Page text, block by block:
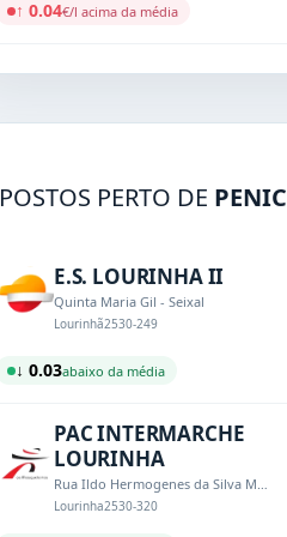
↑ 0.04€/l acima da média
POSTOS PERTO DE
E.S. LOURINHA II
Quinta Maria Gil - Seixal
Lourinhã2530-249
↓ 0.03abaixo da média
PAC INTERMARCHE
LOURINHA
Rua Ildo Hermogenes da Silva Marques,1
Lourinha2530-320